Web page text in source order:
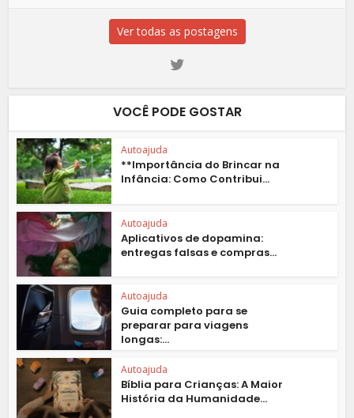
Ver todas as postagens
VOCÊ PODE GOSTAR
Autoajuda
**Importância do Brincar na
Infância: Como Contribui...
Autoajuda
Aplicativos de dopamina:
entregas falsas e compras...
Autoajuda
Guia completo para se
preparar para viagens
longas:...
Autoajuda
Bíblia para Crianças: A Maior
História da Humanidade...